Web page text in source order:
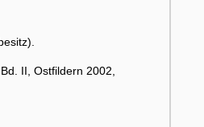
II, Ostfildern 2002,